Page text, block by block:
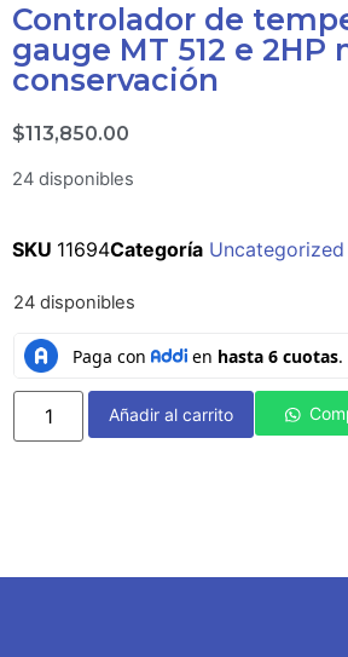
Controlador de
gauge MT 512 e
conservación
$113,850.00
24 disponibles
SKU 11694Categoría Uncategorized
24 disponibles
Añadir al carrito